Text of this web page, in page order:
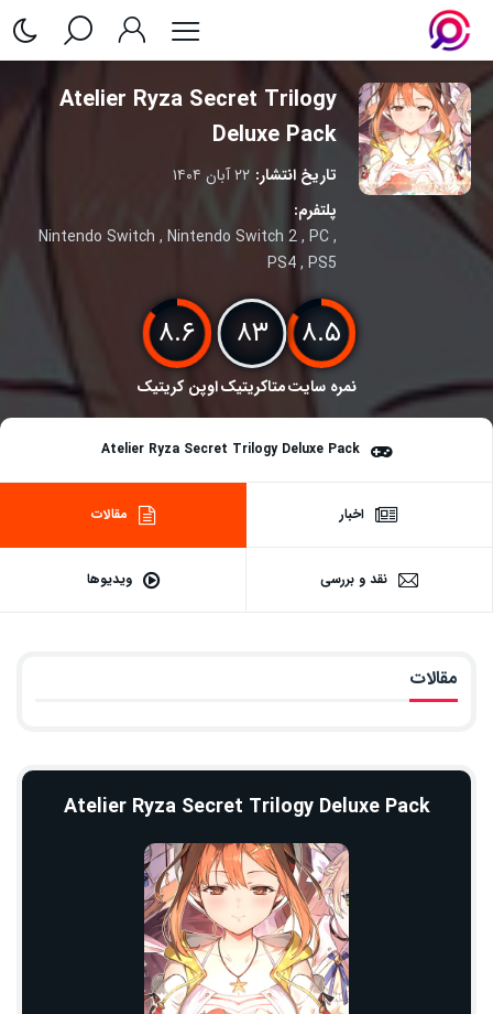
Atelier Ryza Secret Trilogy
Deluxe Pack
تاریخ انتشار: ۲۲ آبان ۱۴۰۴
پلتفرم:
Nintendo Switch , Nintendo Switch 2, PC,
PS4, PS5
۸.۵
نمره سایت
۸۳
متاکریتیک
۸.۶
اوپن کریتیک
Atelier Ryza Secret Trilogy Deluxe Pack
اخبار مقالات
نقد و بررسی ویدیوها
مقالات
Atelier Ryza Secret Trilogy Deluxe Pack